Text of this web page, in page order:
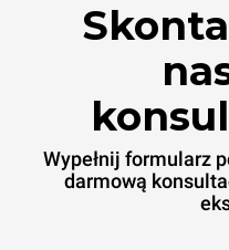
Wypełnij formularz
darmową